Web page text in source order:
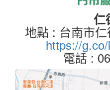
仁
地點 : 台南市
https://
電話 :